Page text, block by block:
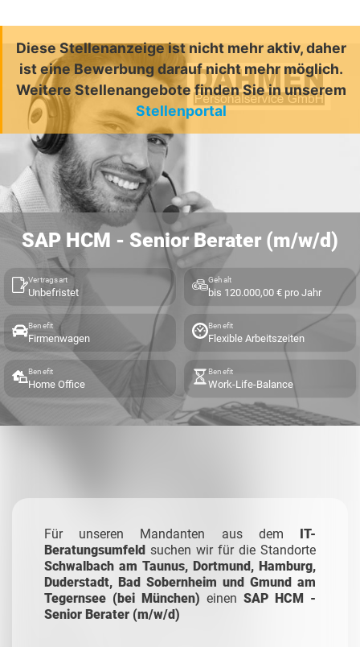
Diese Stellenanzeige ist nicht mehr aktiv, daher
ist eine Bewerbung darauf nicht mehr möglich.
Weitere Stellenangebote finden Sie in unserem
Stellenportal
SAP HCM - Senior Berater (m/w/d)
Vertragsart
Unbefristet
Gehalt
bis 120.000,00 € pro Jahr
Benefit
Firmenwagen
Benefit
Flexible Arbeitszeiten
Benefit
Home Office
Benefit
Work-Life-Balance
Für unseren Mandanten aus dem IT-
Beratungsumfeld suchen wir für die Standorte
Schwalbach am Taunus, Dortmund, Hamburg,
Duderstadt, Bad Sobernheim und Gmund am
Tegernsee (bei München) einen SAP HCM -
Senior Berater (m/w/d)